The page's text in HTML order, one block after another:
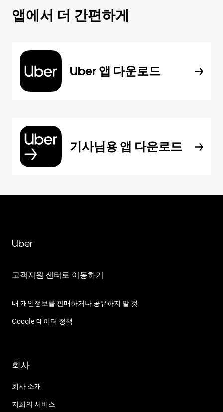
앱에서 더 간편하게
Uber 앱 다운로드
기사님용 앱 다운로드
Uber
고객지원 센터로 이동하기
내 개인정보를 판매하거나 공유하지 말 것
Google 데이터 정책
회사
회사 소개
저희의 서비스